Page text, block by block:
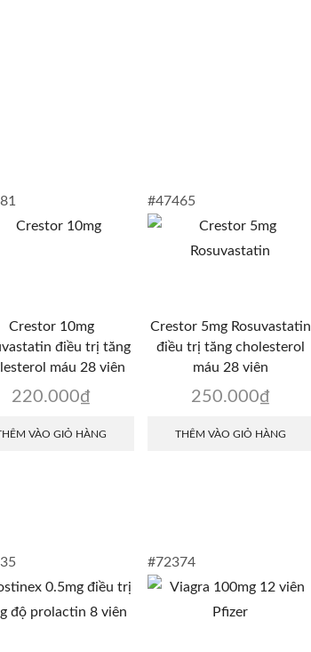
Crestor 10mg
điều trị tăng
máu 28 viên
220.000₫
VÀO GIỎ HÀNG
#47465
Crestor 5mg Rosuvastatin
điều trị tăng cholesterol
máu 28 viên
250.000₫
THÊM VÀO GIỎ HÀNG
#72374